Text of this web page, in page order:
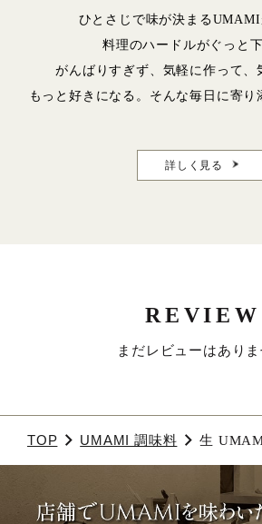
ひとさじで味が決まるUMAMI
料理のハードルがぐっと下
がんばりすぎず、気軽に作って、
もっと好きになる。そんな毎日に寄り
詳しく見る
REVIEW
まだレビューはあり
TOP UMAMI 調味料 生